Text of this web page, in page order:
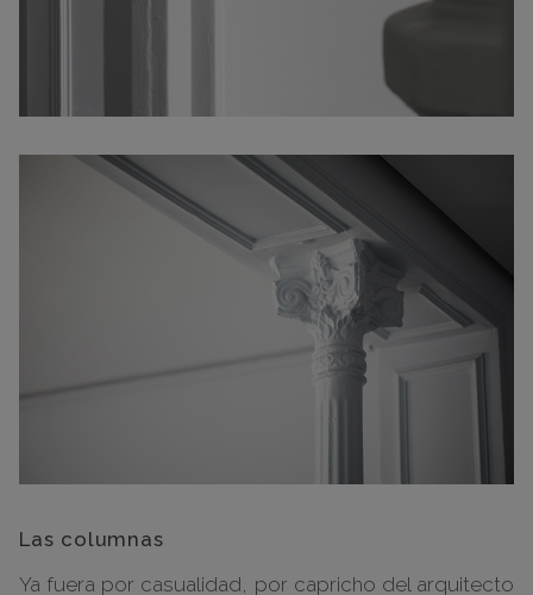
Las columnas
Ya fuera por casualidad, por capricho del arquitecto